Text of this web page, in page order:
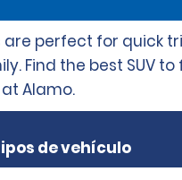
are perfect for quick
Find the best SUV to
Alamo.
de vehículo